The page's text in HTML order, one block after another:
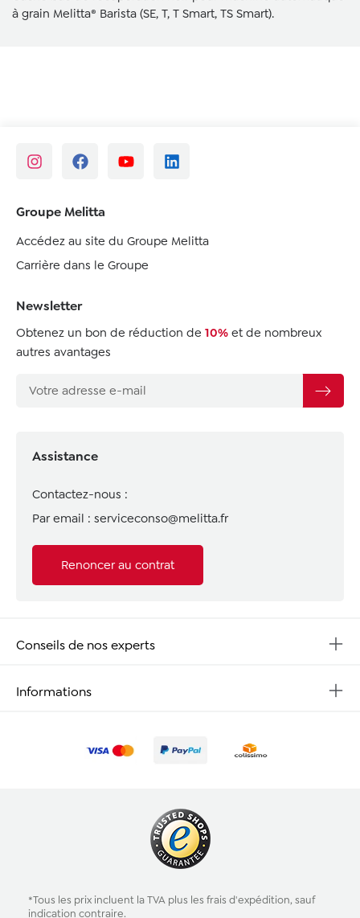
à grain Melitta® Barista (SE, T, T Smart, TS Smart).
Assistance
Contactez-nous :
Par email : serviceconso@melitta.fr
Renoncer au contrat
Conseils de nos experts
Informations
Groupe Melitta
Accédez au site du Groupe Melitta
Carrière dans le Groupe
Newsletter
Obtenez un bon de réduction de 10% et de nombreux
autres avantages
*Tous les prix incluent la TVA plus les frais d'expédition, sauf
indication contraire.